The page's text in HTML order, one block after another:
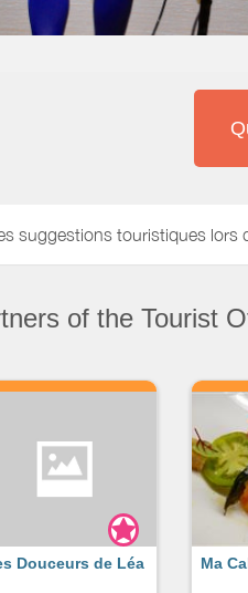
suggestions touristiques lors
of the Tourist
Douceurs de Léa Ma